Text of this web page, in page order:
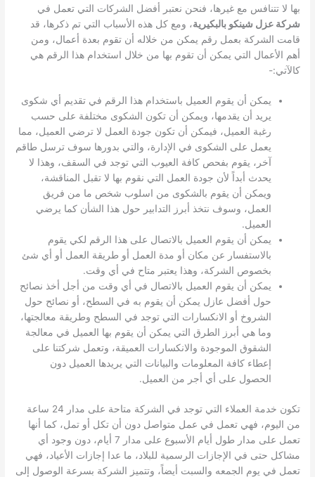
بها لا تتنافس مع غيرها، فنحن نعتبر أفضل الشركات التي تعمل في
شركة عزل شينكو بالبكيرية، ومع كل هذه الأسباب التي تم ذكرها، قد
قامت الشركة بعمل رقم يمكن من خلاله أن تقوم بعدة أعمال، ومن
أهم الأعمال التي يمكن أن تقوم بها من خلال استخدام هذا الرقم هي
كالآتي:-
يمكن أن يقوم العميل باستخدام هذا الرقم في تقديم أي شكوى
يريد أن يقدمها، ويمكن أن تكون الشكوى مختلفة على حسب
رغبة العميل، فيمكن أن تكون جودة العمل لا ترضي العميل، مما
يعمل على الشكوى في الإدارة، والتي بدورها سوف ترسل طاقم
آخر، يقوم بفحص كافة العيوب التي توجد في السقف، وهذا لا
يحدث أبداً لأن جودة العمل التي نقوم بها لا تقبل المناقشة،
ويمكن أن يقوم بالشكوى من اسلوب شخص ما من فريق
العمل، وسوف نتخذ أبرز التدابير حول هذا الشأن كما يرضي
العميل.
يمكن أن يقوم العميل بالاتصال على هذا الرقم لكي يقوم
بالاستفسار عن مكان أو مدة العمل أو طريقة العمل أو أي شئ
بخصوص الشركة، وهذا يعتبر متاح في أي وقت.
يمكن أن يقوم العميل بالاتصال في أي وقت من أجل أخذ نصائح
حول أفضل عازل يمكن أن يقوم به في السطح، أو نصائح حول
الشروخ أو الانكسارات التي توجد في السطح وطريقة معالجتها،
وما هي أبرز الطرق التي يمكن أن يقوم بها العميل في معالجة
الشقوق الموجودة والانكسارات العميقة، وتعمل شركتنا على
إعطاء كافة المعلومات والبيانات التي يريدها العميل دون
الحصول على أي أجر من العميل.
تكون خدمة العملاء التي توجد في الشركة متاحة على مدار 24 ساعة
من اليوم، فهي تعمل في عمل متواصل دون أن تكل أو تمل، كما أنها
تعمل على مدار طول أيام الأسبوع على مدار 7 أيام، دون وجود أي
مشاكل حتى في الإجازات الرسمية للبلاد، ما عدا إجازات الأعياد، فهي
تعمل في يوم الجمعه والسبت أيضاً، وتتميز الشركة بسرعة الوصول إلى